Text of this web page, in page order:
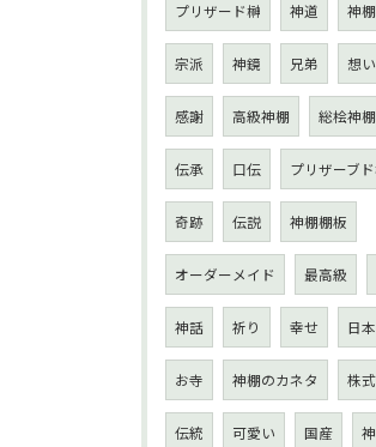
プリザード榊 神道 神
宗派 神鏡 兄弟 想い
感謝 高級神棚 総桧神
伝承 口伝 プリザーブ
奇跡 伝説 神棚棚板
オーダーメイド 最高級
神話 祈り 幸せ 日本
お寺 神棚のカネタ 株
伝統 可愛い 国産